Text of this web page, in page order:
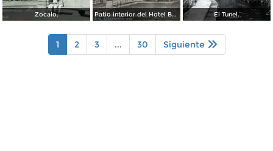
Zocalo. Patio interior del Hotel Banos y Lido, El Tunel.
1 2 3 ... 30 Siguiente